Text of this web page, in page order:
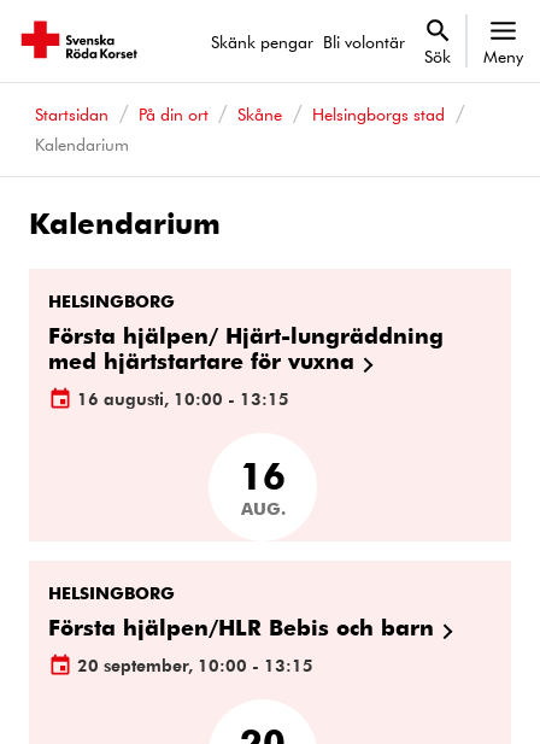
Skänk pengar Bli volontär
Sök Meny
Startsidan På din ort Skåne
Helsingborgs stad
Kalendarium
Kalendarium
Kalenderhändelser
HELSINGBORG
Första hjälpen/ Hjärt-lungräddning
med hjärtstartare för vuxna
16 augusti, 10:00 - 13:15
16
AUG.
HELSINGBORG
Första hjälpen/HLR Bebis och barn
20 september, 10:00 - 13:15